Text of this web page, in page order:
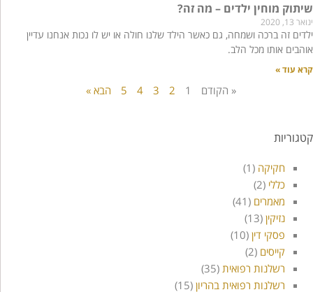
שיתוק מוחין ילדים – מה זה?
ינואר 13, 2020
ילדים זה ברכה ושמחה, גם כאשר הילד שלנו חולה או יש לו נכות אנחנו עדיין
אוהבים אותו מכל הלב.
קרא עוד »
« הקודם 1
2
3
4
5 הבא »
קטגוריות
חקיקה (1)
כללי (2)
מאמרים (41)
נזיקין (13)
פסקי דין (10)
קייסים (2)
רשלנות רפואית (35)
רשלנות רפואית בהריון (15)